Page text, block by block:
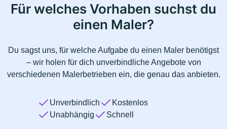
Für welches Vorhaben suchst du
einen Maler?
Du sagst uns, für welche Aufgabe du einen Maler benötigst
– wir holen für dich unverbindliche Angebote von
verschiedenen Malerbetrieben ein, die genau das anbieten.
Unverbindlich
Kostenlos
Unabhängig
Schnell